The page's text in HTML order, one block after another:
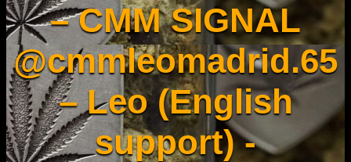
– CMM SIGNAL
@cmmleomadrid.65
– Leo (English
support) -